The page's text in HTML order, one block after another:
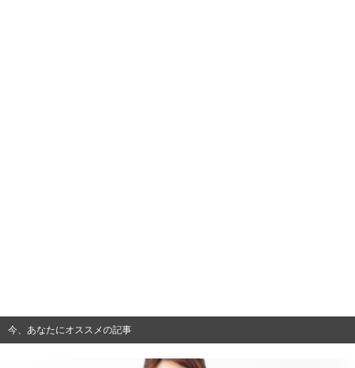
今、あなたにオススメの記事